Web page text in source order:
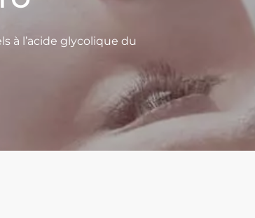
à l’acide glycolique du